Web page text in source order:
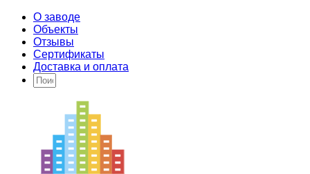
О заводе
Объекты
Отзывы
Сертификаты
Доставка и оплата